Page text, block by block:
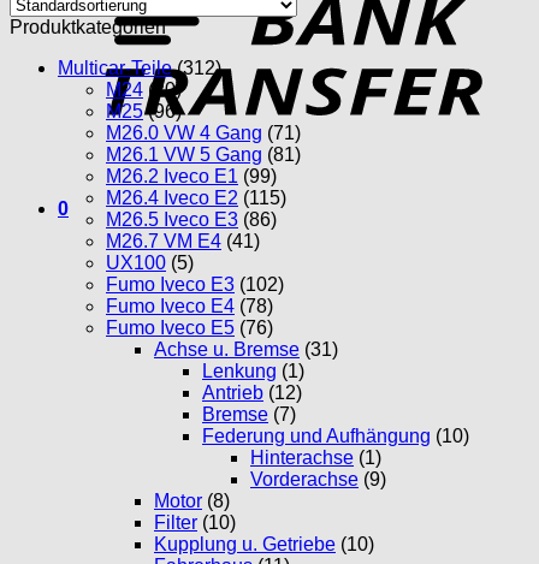
0
Produktkategorien
Multicar-Teile (312)
M24 (20)
M25 (96)
M26.0 VW 4 Gang (71)
M26.1 VW 5 Gang (81)
M26.2 Iveco E1 (99)
M26.4 Iveco E2 (115)
M26.5 Iveco E3 (86)
M26.7 VM E4 (41)
UX100 (5)
Fumo Iveco E3 (102)
Fumo Iveco E4 (78)
Fumo Iveco E5 (76)
Achse u. Bremse (31)
Lenkung (1)
Antrieb (12)
Bremse (7)
Federung und Aufhängung (10)
Hinterachse (1)
Vorderachse (9)
Motor (8)
Filter (10)
Kupplung u. Getriebe (10)